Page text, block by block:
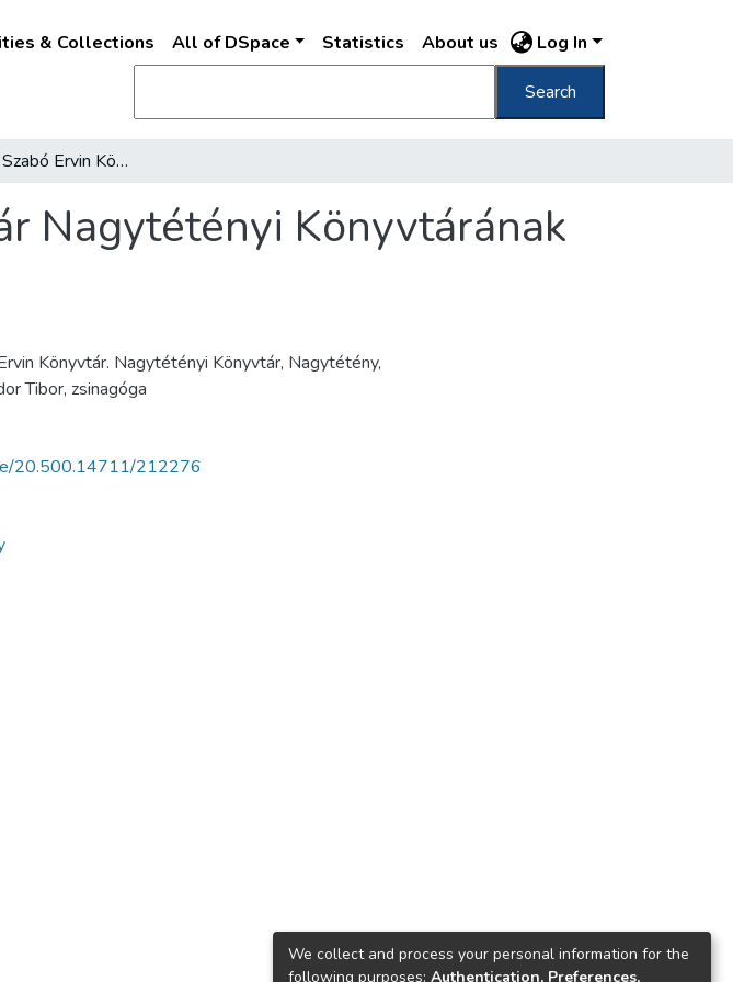
& Collections All of DSpace Statistics About us Log In
Search
A Fővárosi Szabó Ervin Könyvtár Nagytétényi Könyvtárának építése 2013-ban
Nagytétényi Könyvtárának
Könyvtár. Nagytétényi Könyvtár, Nagytétény,
Tibor, zsinagóga
20.500.14711/212276
We collect and process your personal information for the
following purposes: Authentication, Preferences,